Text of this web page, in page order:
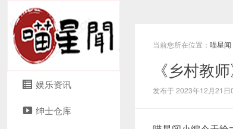
娱乐资讯
绅士仓库
当前您所在位置： 喵星闻
《乡村教
发布于 2023年12月21日